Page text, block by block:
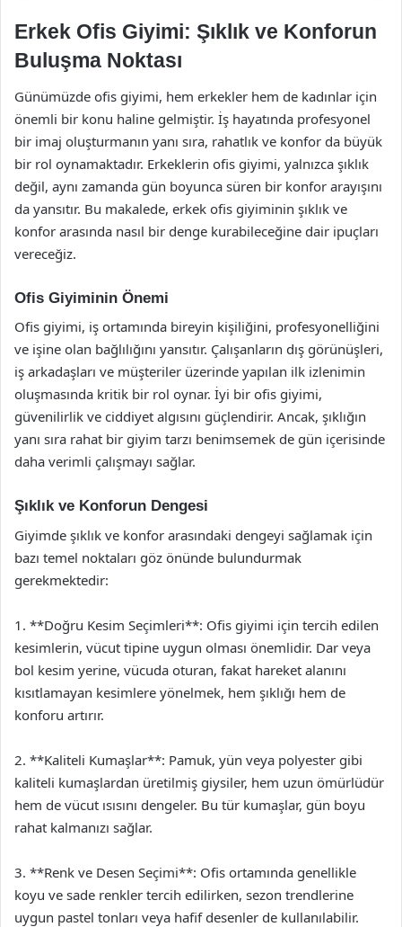
Erkek Ofis Giyimi: Şıklık ve Konforun
Buluşma Noktası
Günümüzde ofis giyimi, hem erkekler hem de kadınlar için
önemli bir konu haline gelmiştir. İş hayatında profesyonel
bir imaj oluşturmanın yanı sıra, rahatlık ve konfor da büyük
bir rol oynamaktadır. Erkeklerin ofis giyimi, yalnızca şıklık
değil, aynı zamanda gün boyunca süren bir konfor arayışını
da yansıtır. Bu makalede, erkek ofis giyiminin şıklık ve
konfor arasında nasıl bir denge kurabileceğine dair ipuçları
vereceğiz.
Ofis Giyiminin Önemi
Ofis giyimi, iş ortamında bireyin kişiliğini, profesyonelliğini
ve işine olan bağlılığını yansıtır. Çalışanların dış görünüşleri,
iş arkadaşları ve müşteriler üzerinde yapılan ilk izlenimin
oluşmasında kritik bir rol oynar. İyi bir ofis giyimi,
güvenilirlik ve ciddiyet algısını güçlendirir. Ancak, şıklığın
yanı sıra rahat bir giyim tarzı benimsemek de gün içerisinde
daha verimli çalışmayı sağlar.
Şıklık ve Konforun Dengesi
Giyimde şıklık ve konfor arasındaki dengeyi sağlamak için
bazı temel noktaları göz önünde bulundurmak
gerekmektedir:
1. **Doğru Kesim Seçimleri**: Ofis giyimi için tercih edilen
kesimlerin, vücut tipine uygun olması önemlidir. Dar veya
bol kesim yerine, vücuda oturan, fakat hareket alanını
kısıtlamayan kesimlere yönelmek, hem şıklığı hem de
konforu artırır.
2. **Kaliteli Kumaşlar**: Pamuk, yün veya polyester gibi
kaliteli kumaşlardan üretilmiş giysiler, hem uzun ömürlüdür
hem de vücut ısısını dengeler. Bu tür kumaşlar, gün boyu
rahat kalmanızı sağlar.
3. **Renk ve Desen Seçimi**: Ofis ortamında genellikle
koyu ve sade renkler tercih edilirken, sezon trendlerine
uygun pastel tonları veya hafif desenler de kullanılabilir.